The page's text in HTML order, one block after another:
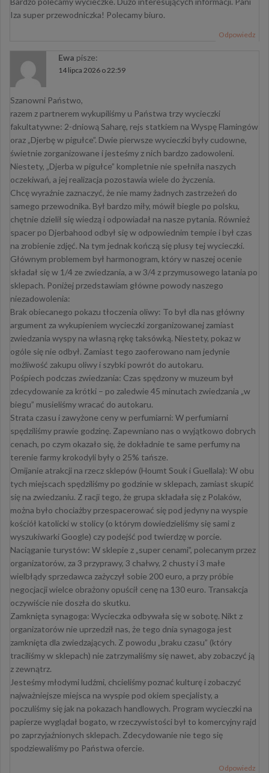
Iza super przewodniczka! Polecamy biuro.
Odpowiedz
Ewa pisze:
14 lipca 2026 o 22:59
​Szanowni Państwo,
​razem z partnerem wykupiliśmy u Państwa trzy wycieczki
fakultatywne: 2-dniową Saharę, rejs statkiem na Wyspę Flamingów
oraz „Djerbę w pigułce”. Dwie pierwsze wycieczki były cudowne,
świetnie zorganizowane i jesteśmy z nich bardzo zadowoleni.
Niestety, „Djerba w pigułce” kompletnie nie spełniła naszych
oczekiwań, a jej realizacja pozostawia wiele do życzenia.
​Chcę wyraźnie zaznaczyć, że nie mamy żadnych zastrzeżeń do
samego przewodnika. Był bardzo miły, mówił biegle po polsku,
chętnie dzielił się wiedzą i odpowiadał na nasze pytania. Również
spacer po Djerbahood odbył się w odpowiednim tempie i był czas
na zrobienie zdjęć. Na tym jednak kończą się plusy tej wycieczki.
​Głównym problemem był harmonogram, który w naszej ocenie
składał się w 1/4 ze zwiedzania, a w 3/4 z przymusowego latania po
sklepach. Poniżej przedstawiam główne powody naszego
niezadowolenia:
​Brak obiecanego pokazu tłoczenia oliwy: To był dla nas główny
argument za wykupieniem wycieczki zorganizowanej zamiast
zwiedzania wyspy na własną rękę taksówką. Niestety, pokaz w
ogóle się nie odbył. Zamiast tego zaoferowano nam jedynie
możliwość zakupu oliwy i szybki powrót do autokaru.
​Pośpiech podczas zwiedzania: Czas spędzony w muzeum był
zdecydowanie za krótki – po zaledwie 45 minutach zwiedzania „w
biegu” musieliśmy wracać do autokaru.
​Strata czasu i zawyżone ceny w perfumiarni: W perfumiarni
spędziliśmy prawie godzinę. Zapewniano nas o wyjątkowo dobrych
cenach, po czym okazało się, że dokładnie te same perfumy na
terenie farmy krokodyli były o 25% tańsze.
​Omijanie atrakcji na rzecz sklepów (Houmt Souk i Guellala): W obu
tych miejscach spędziliśmy po godzinie w sklepach, zamiast skupić
się na zwiedzaniu. Z racji tego, że grupa składała się z Polaków,
można było chociażby przespacerować się pod jedyny na wyspie
kościół katolicki w stolicy (o którym dowiedzieliśmy się sami z
wyszukiwarki Google) czy podejść pod twierdzę w porcie.
​Naciąganie turystów: W sklepie z „super cenami”, polecanym przez
organizatorów, za 3 przyprawy, 3 chałwy, 2 chusty i 3 małe
wielbłądy sprzedawca zażyczył sobie 200 euro, a przy próbie
negocjacji wielce obrażony opuścił cenę na 130 euro. Transakcja
oczywiście nie doszła do skutku.
​Zamknięta synagoga: Wycieczka odbywała się w sobotę. Nikt z
organizatorów nie uprzedził nas, że tego dnia synagoga jest
zamknięta dla zwiedzających. Z powodu „braku czasu” (który
traciliśmy w sklepach) nie zatrzymaliśmy się nawet, aby zobaczyć ją
z zewnątrz.
​Jesteśmy młodymi ludźmi, chcieliśmy poznać kulturę i zobaczyć
najważniejsze miejsca na wyspie pod okiem specjalisty, a
poczuliśmy się jak na pokazach handlowych. Program wycieczki na
papierze wyglądał bogato, w rzeczywistości był to komercyjny rajd
po zaprzyjaźnionych sklepach. Zdecydowanie nie tego się
spodziewaliśmy po Państwa ofercie.
Odpowiedz